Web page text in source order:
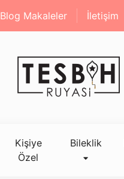
Blog Makaleler İletişim
Kişiye
Özel
Bileklik